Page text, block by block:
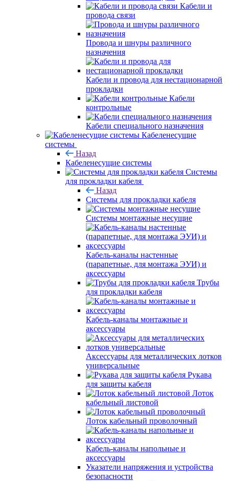
Кабели и
провода связи
Провода и шнуры различного
назначения
Кабели и провода для нестационарной
прокладки
Кабели
контрольные
Кабели специального назначения
Кабеленесущие
системы
Назад
Кабеленесущие системы
Системы
для прокладки кабеля
Назад
Системы для прокладки кабеля
Системы монтажные несущие
Кабель-каналы настенные
(парапетные, для монтажа ЭУИ) и
аксессуары
Трубы
для прокладки кабеля
Кабель-каналы монтажные и
аксессуары
Аксессуары для металлических лотков
универсальные
Рукава
для защиты кабеля
Лоток
кабельный листовой
Лоток кабельный проволочный
Кабель-каналы напольные и
аксессуары
Указатели напряжения и устройства
безопасности